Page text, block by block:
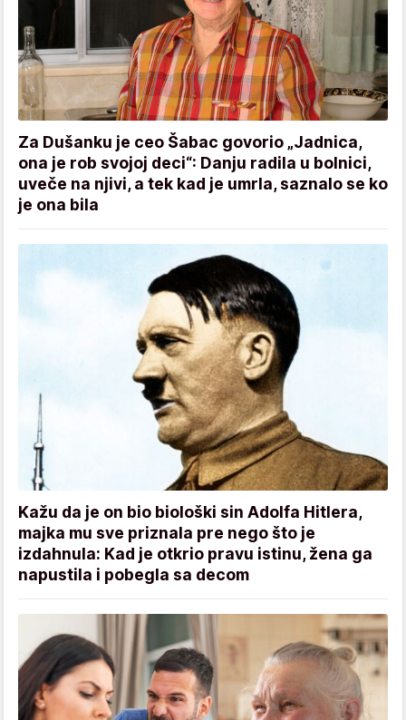
Za Dušanku je ceo Šabac govorio „Jadnica,
ona je rob svojoj deci“: Danju radila u bolnici,
uveče na njivi, a tek kad je umrla, saznalo se ko
je ona bila
Kažu da je on bio biološki sin Adolfa Hitlera,
majka mu sve priznala pre nego što je
izdahnula: Kad je otkrio pravu istinu, žena ga
napustila i pobegla sa decom